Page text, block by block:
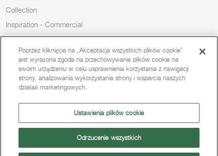
Collection
Inspiration - Commercial
Inspiration - Residential
Case Study
Trends
Resources
Poprzez kliknięcie na „Akceptacja wszystkich plików cookie”
jest wyrażona zgoda na przechowywanie plików cookie na
swoim urządzeniu w celu usprawnienia korzystania z nawigacji
strony, analizowania wykorzystania strony i wsparcia naszych
działań marketingowych.
Ustawienia plików cookie
Odrzucenie wszystkich